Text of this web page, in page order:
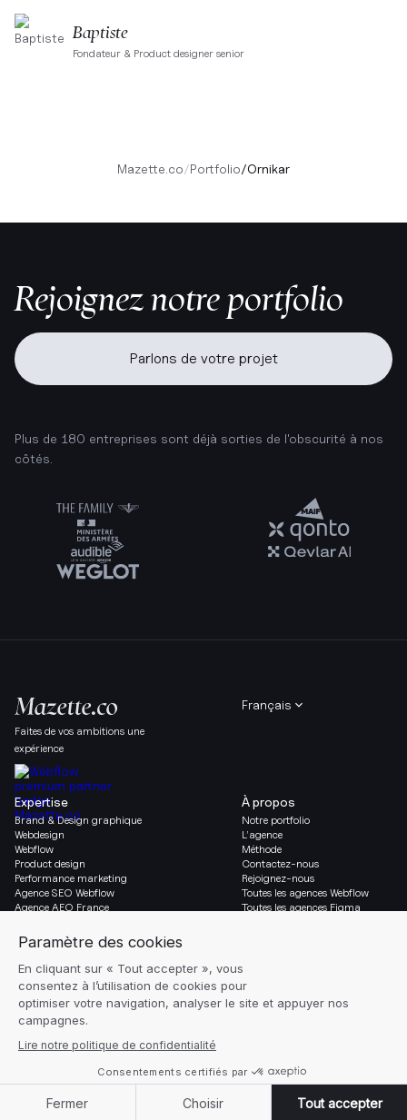
Baptiste
Fondateur & Product designer senior
Mazette.co/Portfolio/Ornikar
Rejoignez notre portfolio
Parlons de votre projet
Plus de 180 entreprises sont déjà sorties de l'obscurité à nos
côtés.
Faites de vos ambitions une
expérience
Français
À propos
Notre portfolio
L’agence
Méthode
Contactez-nous
Rejoignez-nous
Toutes les agences Webflow
Toutes les agences Figma
Expertise
Brand & Design graphique
Webdesign
Webflow
Product design
Performance marketing
Agence SEO Webflow
Agence AEO France
Ressources
Glossaire
Social & Légal
Instagram
Mentions légales
Réglages des cookies